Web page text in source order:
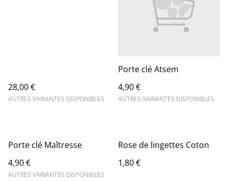
28,00 €
AUTRES VARIANTES DISPONIBLES
Porte clé Atsem
4,90 €
AUTRES VARIANTES DISPONIBLES
Porte clé Maîtresse
4,90 €
AUTRES VARIANTES DISPONIBLES
Rose de lingettes Coton
1,80 €